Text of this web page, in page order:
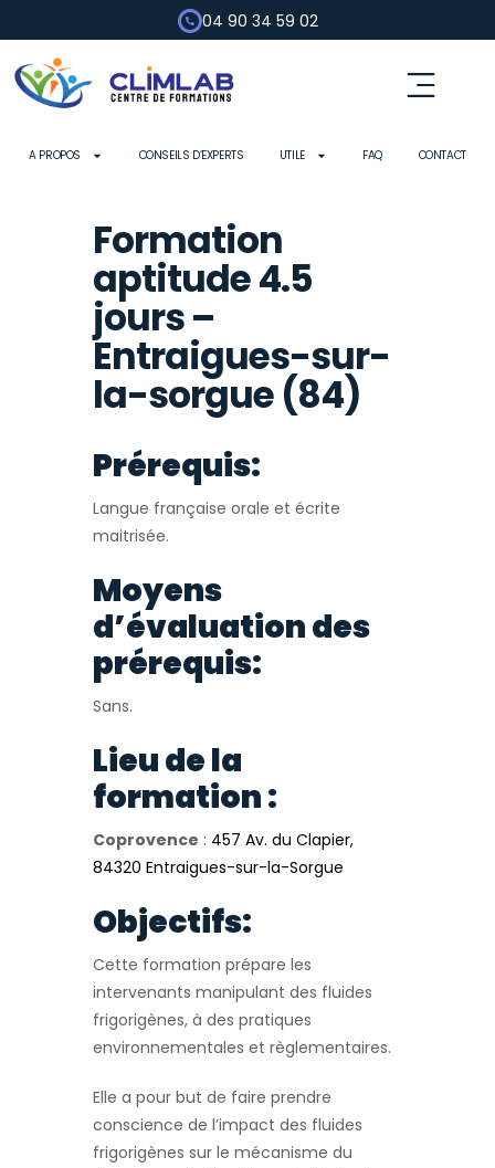
04 90 34 59 02
A PROPOS CONSEILS D’EXPERTS UTILE FAQ CONTACT
Formation
aptitude 4.5
jours –
Entraigues-sur-
la-sorgue (84)
Prérequis:
Langue française orale et écrite
maitrisée.
Moyens
d’évaluation des
prérequis:
Sans.
Lieu de la
formation :
Coprovence : 457 Av. du Clapier,
84320 Entraigues-sur-la-Sorgue
Objectifs:
Cette formation prépare les
intervenants manipulant des fluides
frigorigènes, à des pratiques
environnementales et règlementaires.
Elle a pour but de faire prendre
conscience de l’impact des fluides
frigorigènes sur le mécanisme du